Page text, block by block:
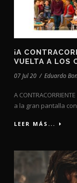
¡A
VUELTA A LOS
07 Jul 20 / Eduardo
A
a la gran pantalla
LEER MÁS...